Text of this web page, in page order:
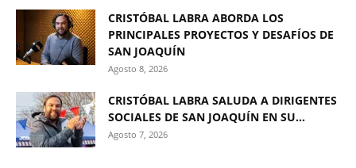
CRISTÓBAL LABRA ABORDA LOS
PRINCIPALES PROYECTOS Y DESAFÍOS DE
SAN JOAQUÍN
Agosto 8, 2026
CRISTÓBAL LABRA SALUDA A DIRIGENTES
SOCIALES DE SAN JOAQUÍN EN SU...
Agosto 7, 2026